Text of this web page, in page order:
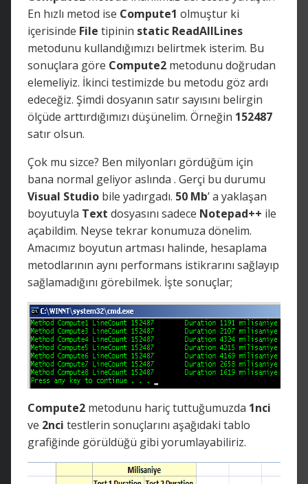
En hızlı metod ise Compute1 olmuştur ki
içerisinde File tipinin static ReadAllLines
metodunu kullandığımızı belirtmek isterim. Bu
sonuçlara göre Compute2 metodunu doğrudan
elemeliyiz. İkinci testimizde bu metodu göz ardı
edeceğiz. Şimdi dosyanın satır sayısını belirgin
ölçüde arttırdığımızı düşünelim. Örneğin 152487
satır olsun.
Çok mu sizce? Ben milyonları gördüğüm için
bana normal geliyor aslında . Gerçi bu durumu
Visual Studio bile yadırgadı. 50 Mb’ a yaklaşan
boyutuyla Text dosyasını sadece Notepad++ ile
açabildim. Neyse tekrar konumuza dönelim.
Amacımız boyutun artması halinde, hesaplama
metodlarının aynı performans istikrarını sağlayıp
sağlamadığını görebilmek. İşte sonuçlar;
Compute2 metodunu hariç tuttuğumuzda 1nci
ve 2nci testlerin sonuçlarını aşağıdaki tablo
grafiğinde görüldüğü gibi yorumlayabiliriz.